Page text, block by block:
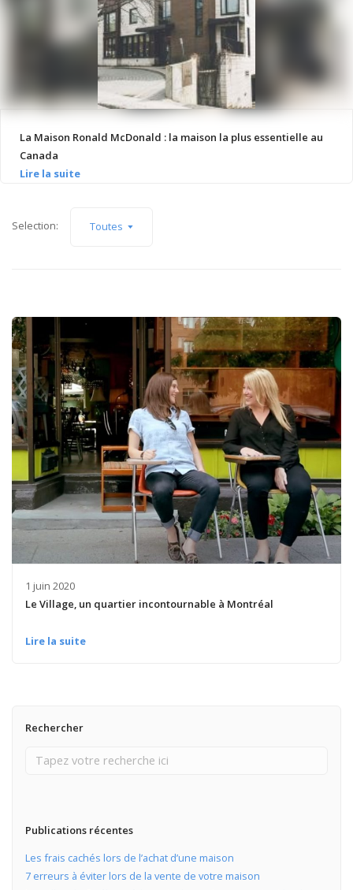
La Maison Ronald McDonald : la maison la plus essentielle au
Canada
Selection: Toutes
1 juin 2020
Le Village, un quartier incontournable à Montréal
Lire la suite
Rechercher
Publications récentes
Les frais cachés lors de l’achat d’une maison
7 erreurs à éviter lors de la vente de votre maison